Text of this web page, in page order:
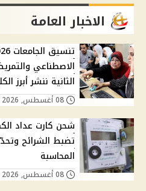
الاخبار العامة
الاصطناعي
الثانية ننشر أبرز
شحن كارت عداد
تضبط الشرائح
المحاسبة